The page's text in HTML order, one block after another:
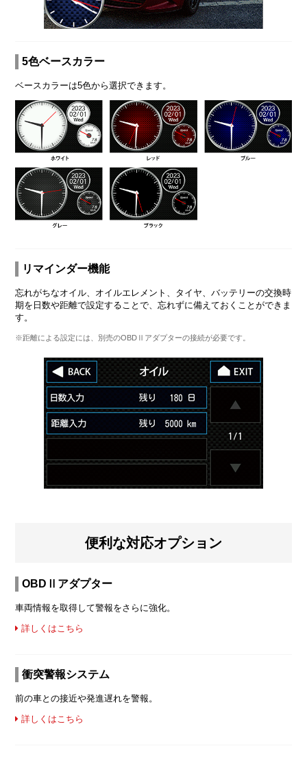
5色ベースカラー
ベースカラーは5色から選択できます。
リマインダー機能
忘れがちなオイル、オイルエレメント、タイヤ、バッテリーの交換時
期を日数や距離で設定することで、忘れずに備えておくことができま
す。
※距離による設定には、別売のOBDⅡアダプターの接続が必要です。
便利な対応オプション
OBDⅡアダプター
車両情報を取得して警報をさらに強化。
詳しくはこちら
衝突警報システム
前の車との接近や発進遅れを警報。
詳しくはこちら